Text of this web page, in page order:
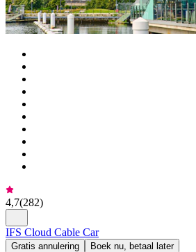
4,7(282)
IFS Cloud Cable Car
Gratis annulering Boek nu, betaal later